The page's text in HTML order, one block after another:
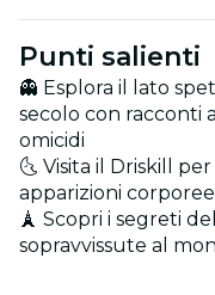
Punti salienti
👻 Esplora il lato
secolo con racconti
omicidi
🌜 Visita il Driskill
apparizioni corporee
🗼 Scopri i segreti
sopravvissute al